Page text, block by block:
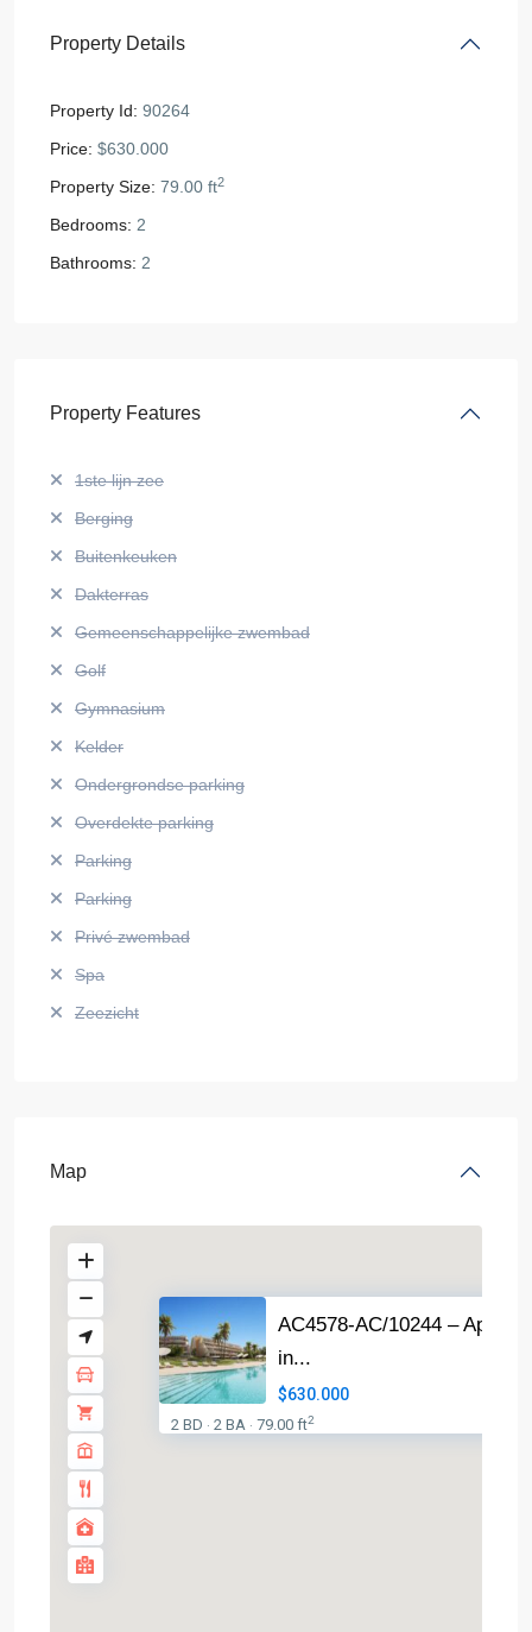
Property Details
Property Id: 90264
Price: $630.000
Property Size: 79.00 ft2
Bedrooms: 2
Bathrooms: 2
Property Features
1ste lijn zee
Berging
Buitenkeuken
Dakterras
Gemeenschappelijke zwembad
Golf
Gymnasium
Kelder
Ondergrondse parking
Overdekte parking
Parking
Parking
Privé zwembad
Spa
Zeezicht
Map
AC4578-AC/10244 –
in...
$630.000
2 BD · 2 BA · 79.00 ft2